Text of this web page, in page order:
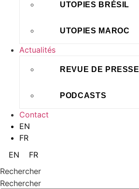
UTOPIES BRÉSIL
UTOPIES MAROC
Actualités
REVUE DE PRESSE
PODCASTS
Contact
EN
FR
EN
FR
Rechercher
Rechercher